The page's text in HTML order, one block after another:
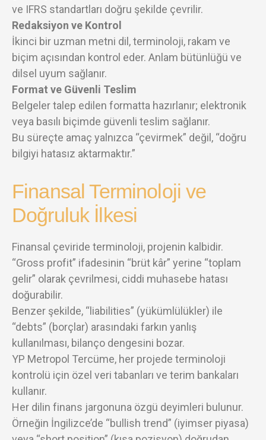
ve IFRS standartları doğru şekilde çevrilir.
Redaksiyon ve Kontrol
İkinci bir uzman metni dil, terminoloji, rakam ve
biçim açısından kontrol eder. Anlam bütünlüğü ve
dilsel uyum sağlanır.
Format ve Güvenli Teslim
Belgeler talep edilen formatta hazırlanır; elektronik
veya basılı biçimde güvenli teslim sağlanır.
Bu süreçte amaç yalnızca “çevirmek” değil, “doğru
bilgiyi hatasız aktarmaktır.”
Finansal Terminoloji ve
Doğruluk İlkesi
Finansal çeviride terminoloji, projenin kalbidir.
“Gross profit” ifadesinin “brüt kâr” yerine “toplam
gelir” olarak çevrilmesi, ciddi muhasebe hatası
doğurabilir.
Benzer şekilde, “liabilities” (yükümlülükler) ile
“debts” (borçlar) arasındaki farkın yanlış
kullanılması, bilanço dengesini bozar.
YP Metropol Tercüme, her projede terminoloji
kontrolü için özel veri tabanları ve terim bankaları
kullanır.
Her dilin finans jargonuna özgü deyimleri bulunur.
Örneğin İngilizce’de “bullish trend” (iyimser piyasa)